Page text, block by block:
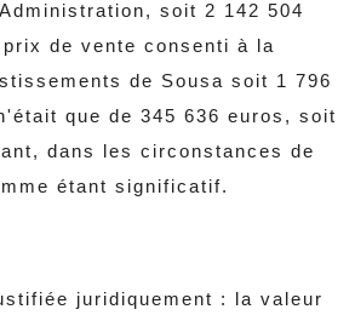
soit 2 142 504
de vente consenti à la
de Sousa soit 1 796
que de 345 636 euros, soit
dans les circonstances de
étant significatif.
juridiquement : la valeur